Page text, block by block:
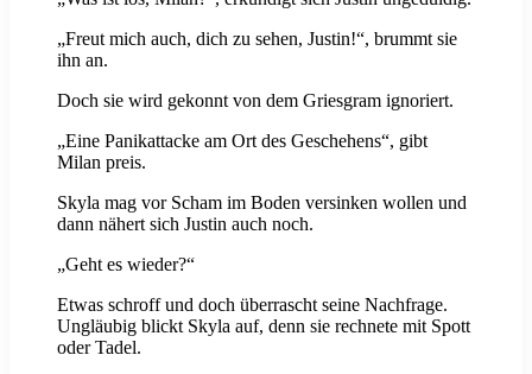
„Freut mich auch, dich zu sehen, Justin!“, brummt sie
ihn an.
Doch sie wird gekonnt von dem Griesgram ignoriert.
„Eine Panikattacke am Ort des Geschehens“, gibt
Milan preis.
Skyla mag vor Scham im Boden versinken wollen und
dann nähert sich Justin auch noch.
„Geht es wieder?“
Etwas schroff und doch überrascht seine Nachfrage.
Ungläubig blickt Skyla auf, denn sie rechnete mit Spott
oder Tadel.